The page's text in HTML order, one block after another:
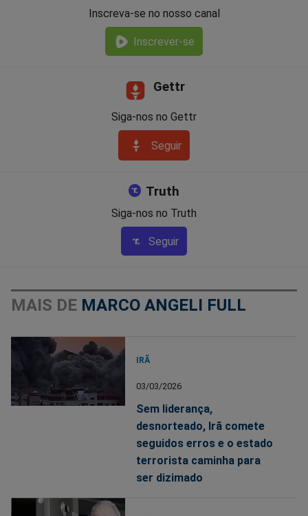
Inscreva-se no nosso canal
Inscrever-se
Gettr
Siga-nos no Gettr
Seguir
Truth
Siga-nos no Truth
Seguir
MAIS DE MARCO ANGELI FULL
IRÃ
03/03/2026
Sem liderança,
desnorteado, Irã comete
seguidos erros e o estado
terrorista caminha para
ser dizimado